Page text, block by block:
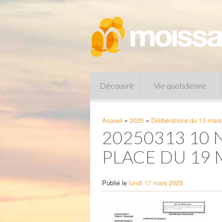
Découvrir Vie quotidienne
Pharmacies de garde
Accueil » 2025 » Délibérations du 13
20250313 10
PLACE DU 19
Publié le lundi 17 mars 2025